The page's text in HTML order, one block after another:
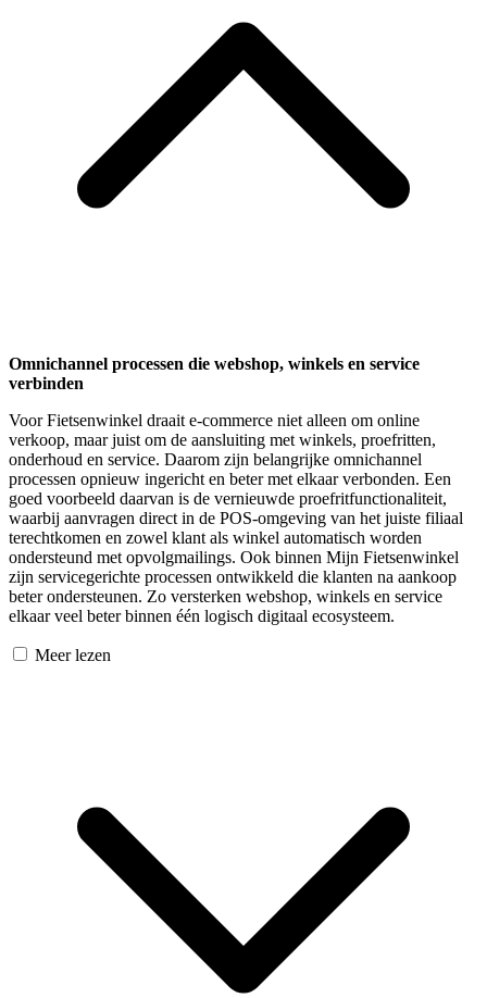
Omnichannel processen die webshop, winkels en service
verbinden
Voor Fietsenwinkel draait e-commerce niet alleen om online
verkoop, maar juist om de aansluiting met winkels, proefritten,
onderhoud en service. Daarom zijn belangrijke omnichannel
processen opnieuw ingericht en beter met elkaar verbonden. Een
goed voorbeeld daarvan is de vernieuwde proefritfunctionaliteit,
waarbij aanvragen direct in de POS-omgeving van het juiste filiaal
terechtkomen en zowel klant als winkel automatisch worden
ondersteund met opvolgmailings. Ook binnen Mijn Fietsenwinkel
zijn servicegerichte processen ontwikkeld die klanten na aankoop
beter ondersteunen. Zo versterken webshop, winkels en service
elkaar veel beter binnen één logisch digitaal ecosysteem.
Meer lezen